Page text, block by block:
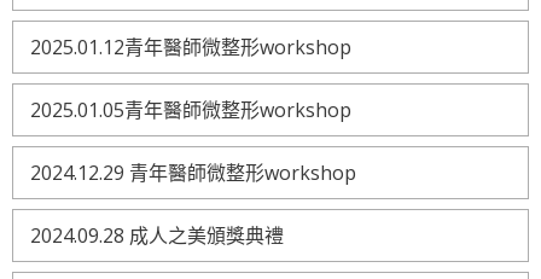
2025.01.12青年醫師微整形workshop
2025.01.05青年醫師微整形workshop
2024.12.29 青年醫師微整形workshop
2024.09.28 成人之美頒獎典禮